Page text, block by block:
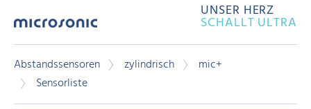
UNSER HERZ
SCHALLT ULTRA
Abstandssensoren zylindrisch
mic+
Sensorliste